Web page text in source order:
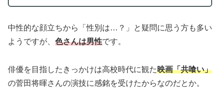
中性的な顔立ちから「性別は…？」と疑問に思う方も多い
ようですが、 色さんは男性です。
俳優を目指したきっかけは高校時代に観た映画「共喰い」
の菅田将暉さんの演技に感銘を受けたからなのだとか。